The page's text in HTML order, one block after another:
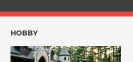
HOBBY